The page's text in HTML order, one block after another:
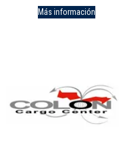
Más información